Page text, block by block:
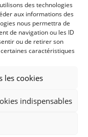
des technologies
aux informations des
nous permettra de
de navigation ou les ID
ou de retirer son
caractéristiques
les cookies
indispensables